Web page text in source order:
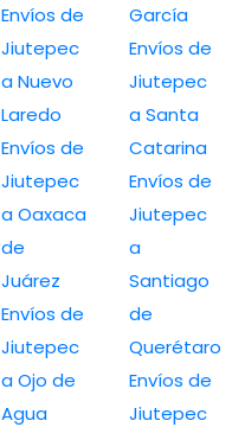
Envíos de
Jiutepec
a Nuevo
Laredo
Envíos de
Jiutepec
a Oaxaca
de
Juárez
Envíos de
Jiutepec
a Ojo de
Agua
García
Envíos de
Jiutepec
a Santa
Catarina
Envíos de
Jiutepec
a
Santiago
de
Querétaro
Envíos de
Jiutepec